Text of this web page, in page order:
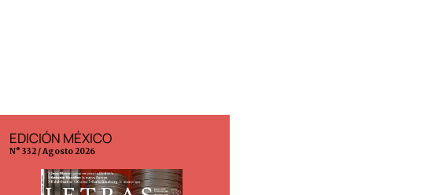
EDICIÓN MÉXICO
N° 332 / Agosto 2026